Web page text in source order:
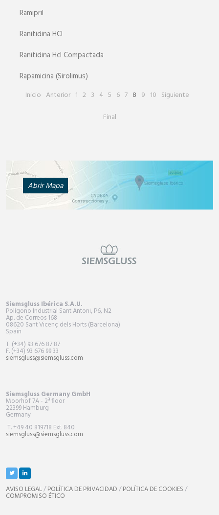
Ramipril
Ranitidina HCl
Ranitidina Hcl Compactada
Rapamicina (Sirolimus)
Inicio Anterior 1 2 3 4 5 6 7 8 9 10 Siguiente
Final
Abrir Mapa
Siemsgluss Ibérica S.A.U.
Polígono Industrial Sant Antoni, P6, N2
Ap. de Correos 168
08620 Sant Vicenç dels Horts (Barcelona)
Spain
T. (+34) 93 676 87 87
F. (+34) 93 676 99 33
siemsgluss@siemsgluss.com
Siemsgluss Germany GmbH
Moorhof 7A - 2ª floor
22399 Hamburg
Germany
T. +49 40 819718 Ext. 840
siemsgluss@siemsgluss.com
AVISO LEGAL/POLÍTICA DE PRIVACIDAD/POLÍTICA DE COOKIES/
COMPROMISO ÉTICO